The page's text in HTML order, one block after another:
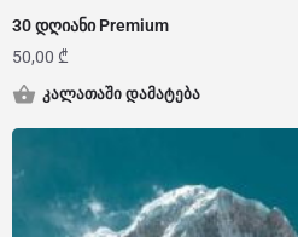
30 დღიანი Premium
50,00 ₾
კალათაში დამატება